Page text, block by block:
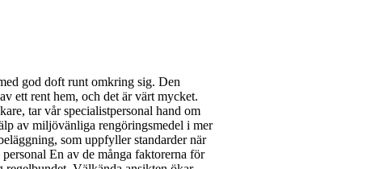
god doft runt omkring sig. Den
ett rent hem, och det är värt mycket.
tar vår specialistpersonal hand om
av miljövänliga rengöringsmedel i mer
som uppfyller standarder när
En av de många faktorerna för